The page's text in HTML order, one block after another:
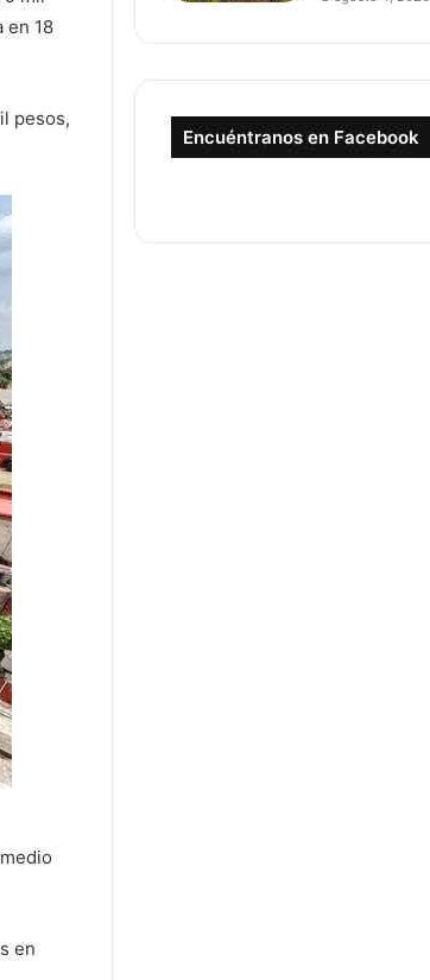
en 18
pesos,
en
Encuéntranos en Facebook